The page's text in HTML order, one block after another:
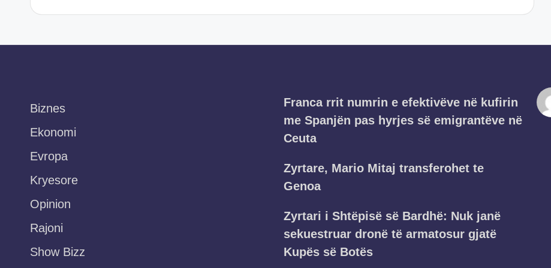
Biznes
Ekonomi
Evropa
Kryesore
Opinion
Rajoni
Show Bizz
Franca rrit numrin e efektivëve në kufirin
me Spanjën pas hyrjes së emigrantëve në
Ceuta
Zyrtare, Mario Mitaj transferohet te
Genoa
Zyrtari i Shtëpisë së Bardhë: Nuk janë
sekuestruar dronë të armatosur gjatë
Kupës së Botës